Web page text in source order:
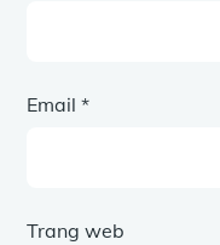
Email*
Trang web